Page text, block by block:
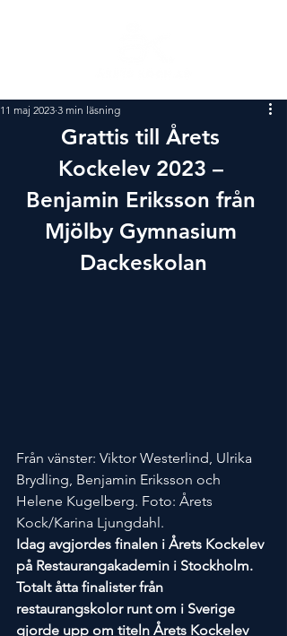
11 maj 2023 3 min läsning
Grattis till Årets
Kockelev 2023 –
Benjamin Eriksson från
Mjölby Gymnasium
Dackeskolan
Från vänster: Viktor Westerlind, Ulrika
Brydling, Benjamin Eriksson och
Helene Kugelberg. Foto: Årets
Kock/Karina Ljungdahl.
Idag avgjordes finalen i Årets Kockelev
på Restaurangakademin i Stockholm.
Totalt åtta finalister från
restaurangskolor runt om i Sverige
gjorde upp om titeln Årets Kockelev